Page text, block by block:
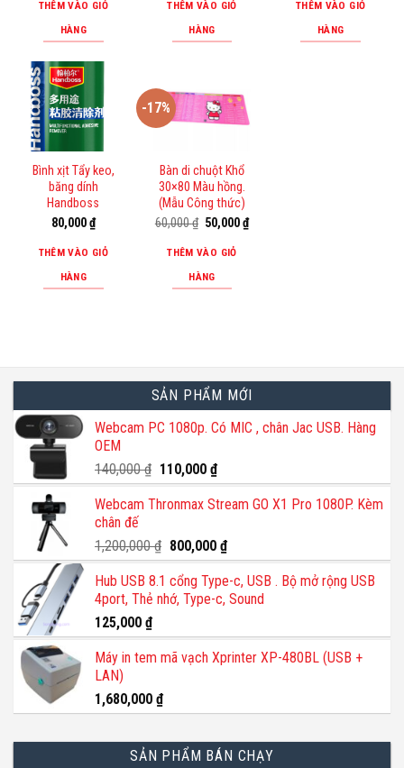
60,000 ₫.
THÊM VÀO GIỎ
HÀNG
THÊM VÀO GIỎ
HÀNG
THÊM VÀO GIỎ
HÀNG
Bình xịt Tẩy keo,
băng dính
Handboss
80,000₫
THÊM VÀO GIỎ
HÀNG
-17%
Bàn di chuột Khổ
30×80 Màu hồng.
(Mẫu Công thức)
60,000₫ Giá
gốc
là:
60,000 ₫.
50,000₫Giá
hiện
THÊM VÀO GIỎ
HÀNG
SẢN PHẨM MỚI
Webcam PC 1080p. Có MIC , chân Jac USB. Hàng
OEM
140,000₫ Giá
gốc
là:
110,000 ₫Giá
hiện
tại
110,000 ₫.
Webcam Thronmax Stream GO X1 Pro 1080P. Kèm
chân đế
1,200,000₫ Giá
gốc
là:
1,200,000 ₫.
800,000 ₫Giá
hiện
tại
là:
Hub USB 8.1 cổng Type-c, USB . Bộ mở rộng USB
4port, Thẻ nhớ, Type-c, Sound
125,000 ₫
Máy in tem mã vạch Xprinter XP-480BL (USB +
LAN)
1,680,000 ₫
SẢN PHẨM BÁN CHẠY